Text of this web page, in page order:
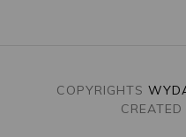
COPYRIGHTS
CREATED